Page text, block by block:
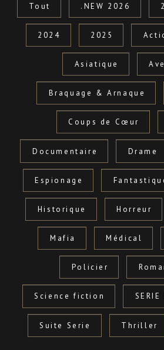
Tout .NEW 2026
2024 2025
Asiatique
Braquage & Arnaque
Coups de Cœur
Documentaire Drame
Espionage
Historique Horreur
Mafia Médical
Policier
Science fiction SERIE
Suite Serie Thriller